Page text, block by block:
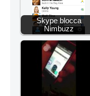
Skype blocca
Nimbuzz